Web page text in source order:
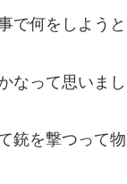
で何をしよう
なって思いまし
銃を撃つって